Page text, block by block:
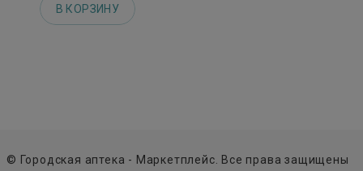
В КОРЗИНУ
© Городская аптека - Маркетплейс. Все права защищены